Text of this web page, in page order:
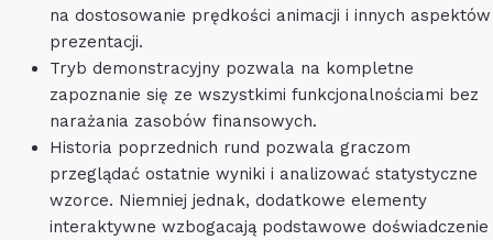
na dostosowanie prędkości animacji i innych aspektów
prezentacji.
Tryb demonstracyjny pozwala na kompletne
zapoznanie się ze wszystkimi funkcjonalnościami bez
narażania zasobów finansowych.
Historia poprzednich rund pozwala graczom
przeglądać ostatnie wyniki i analizować statystyczne
wzorce. Niemniej jednak, dodatkowe elementy
interaktywne wzbogacają podstawowe doświadczenie